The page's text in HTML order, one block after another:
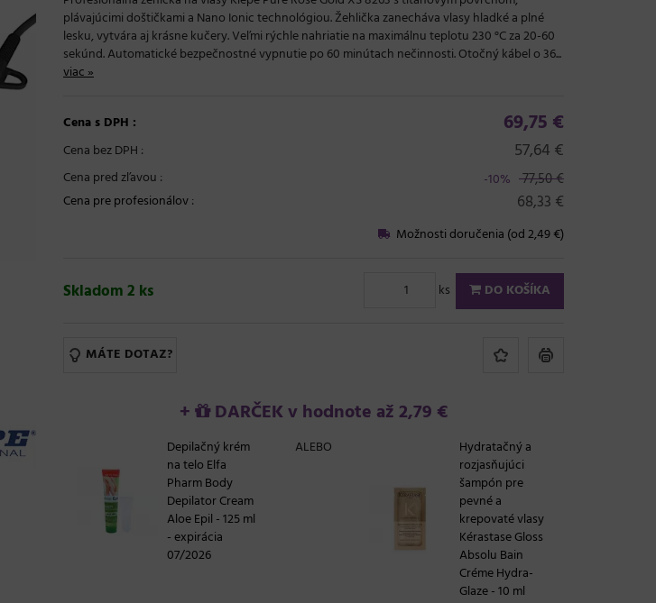
plávajúcimi doštičkami a Nano Ionic technológiou. Žehlička zanecháva vlasy hladké a plné
lesku, vytvára aj krásne kučery. Veľmi rýchle nahriatie na maximálnu teplotu 230 °C za 20-60
sekúnd. Automatické bezpečnostné vypnutie po 60 minútach nečinnosti. Otočný kábel o 36...
viac »
Cena s DPH : 69,75 €
Cena bez DPH : 57,64 €
Cena pred zľavou : -10% 77,50 €
Cena pre profesionálov: 68,33 €
Možnosti doručenia (od 2,49 €)
Skladom 2 ks ks DO KOŠÍKA
MÁTE DOTAZ?
+ DARČEK v hodnote až 2,79 €
Depilačný krém
na telo Elfa
Pharm Body
Depilator Cream
Aloe Epil - 125 ml
- expirácia
07/2026
ALEBO
Hydratačný a
rozjasňujúci
šampón pre
pevné a
krepovaté vlasy
Kérastase Gloss
Absolu Bain
Créme Hydra-
Glaze - 10 ml